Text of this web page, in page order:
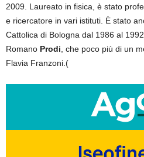
2009. Laureato in fisica, è stato
e ricercatore in vari istituti. È stato
Cattolica di Bologna dal 1986 al
Romano Prodi , che poco più di un
Flavia Franzoni.(